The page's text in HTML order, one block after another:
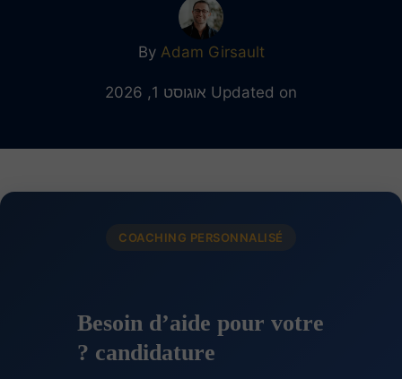
ByAdam Girsault
Updated on אוגוסט 1, 2026
COACHING PERSONNALISÉ
Besoin d’aide pour votre
candidature ?